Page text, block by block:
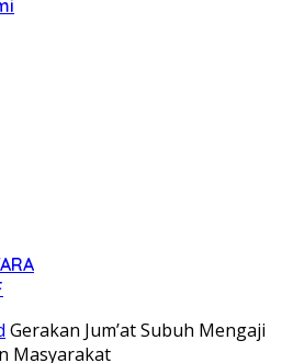
Gerakan Jum’at Subuh Mengaji
Masyarakat